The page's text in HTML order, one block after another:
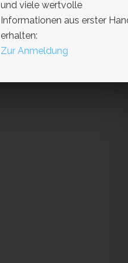
und viele wertvolle
Informationen aus erster
erhalten:
Zur Anmeldung